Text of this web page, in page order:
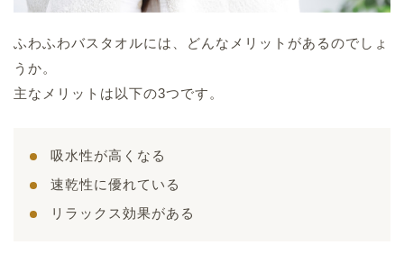
ふわふわバスタオルには、どんなメリットがあるのでしょ
うか。
主なメリットは以下の3つです。
吸水性が高くなる
速乾性に優れている
リラックス効果がある